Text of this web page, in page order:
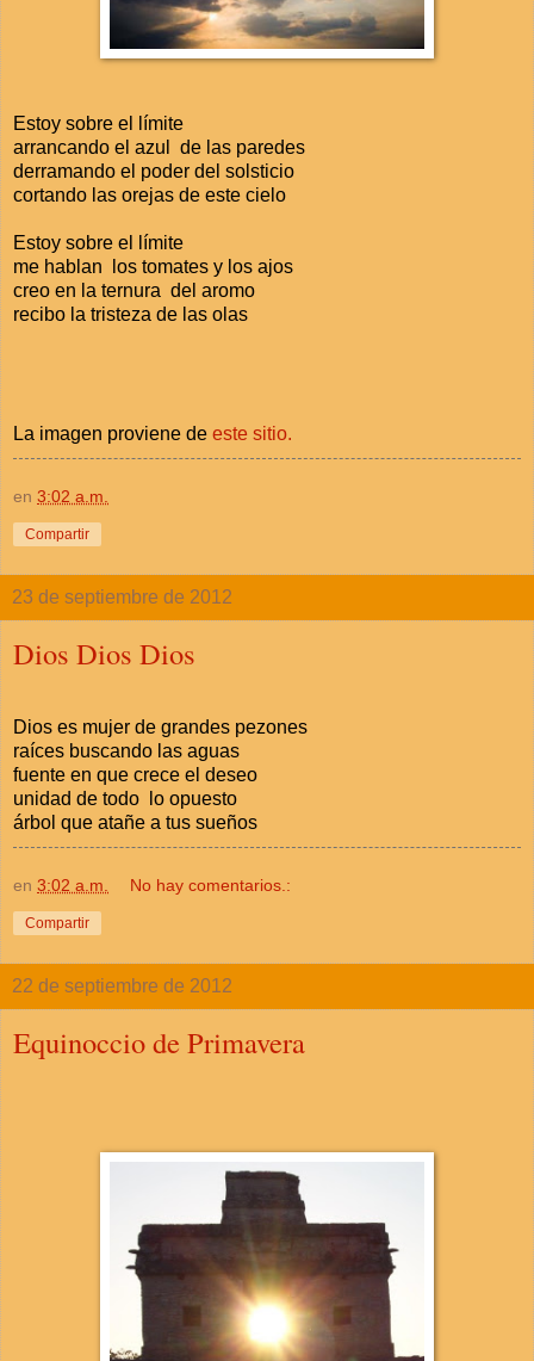
Estoy sobre el límite
arrancando el azul de las paredes
derramando el poder del solsticio
cortando las orejas de este cielo
Estoy sobre el límite
me hablan los tomates y los ajos
creo en la ternura del aromo
recibo la tristeza de las olas
La imagen proviene de este sitio.
en 3:02 a.m.
Compartir
23 de septiembre de 2012
Dios Dios Dios
Dios es mujer de grandes pezones
raíces buscando las aguas
fuente en que crece el deseo
unidad de todo lo opuesto
árbol que atañe a tus sueños
en 3:02 a.m. No hay comentarios.:
Compartir
22 de septiembre de 2012
Equinoccio de Primavera